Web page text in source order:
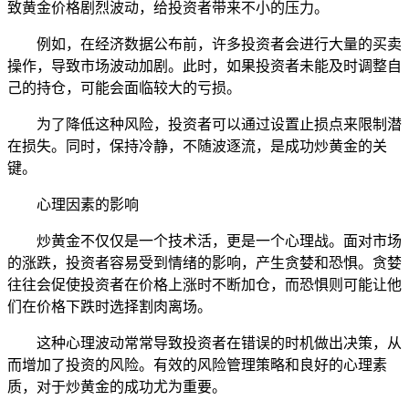
致黄金价格剧烈波动，给投资者带来不小的压力。
例如，在经济数据公布前，许多投资者会进行大量的买卖
操作，导致市场波动加剧。此时，如果投资者未能及时调整自
己的持仓，可能会面临较大的亏损。
为了降低这种风险，投资者可以通过设置止损点来限制潜
在损失。同时，保持冷静，不随波逐流，是成功炒黄金的关
键。
心理因素的影响
炒黄金不仅仅是一个技术活，更是一个心理战。面对市场
的涨跌，投资者容易受到情绪的影响，产生贪婪和恐惧。贪婪
往往会促使投资者在价格上涨时不断加仓，而恐惧则可能让他
们在价格下跌时选择割肉离场。
这种心理波动常常导致投资者在错误的时机做出决策，从
而增加了投资的风险。有效的风险管理策略和良好的心理素
质，对于炒黄金的成功尤为重要。